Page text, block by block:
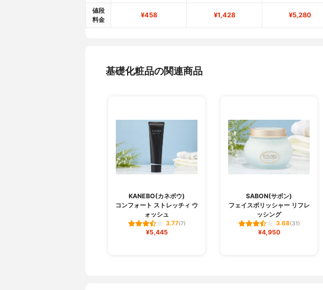
値段
料金
¥458 ¥1,428 ¥5,280
基礎化粧品の関連商品
KANEBO(カネボウ)
コンフォート ストレッチィ ウ
ォッシュ
3.77(7)
¥5,445
SABON(サボン)
フェイスポリッシャー リフレ
ッシング
3.68(31)
¥4,950